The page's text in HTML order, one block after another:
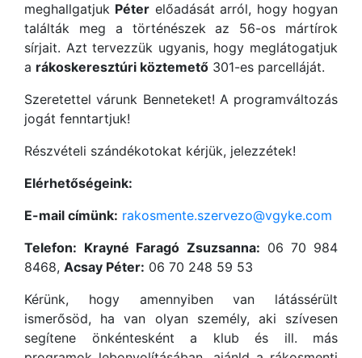
meghallgatjuk Péter előadását arról, hogy hogyan
találták meg a történészek az 56-os mártírok
sírjait. Azt tervezzük ugyanis, hogy meglátogatjuk
a rákoskeresztúri köztemető 301-es parcelláját.
Szeretettel várunk Benneteket! A programváltozás
jogát fenntartjuk!
Részvételi szándékotokat kérjük, jelezzétek!
Elérhetőségeink:
E-mail címünk: rakosmente.szervezo@vgyke.com
Telefon: Krayné Faragó Zsuzsanna: 06 70 984
8468, Acsay Péter: 06 70 248 59 53
Kérünk, hogy amennyiben van látássérült
ismerősöd, ha van olyan személy, aki szívesen
segítene önkéntesként a klub és ill. más